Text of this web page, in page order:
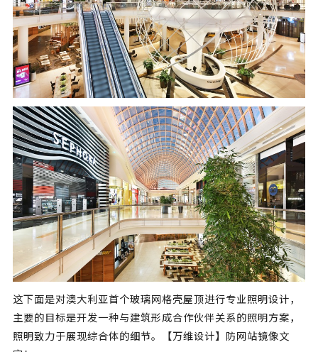
这下面是对澳大利亚首个玻璃网格壳屋顶进行专业照明设计，
主要的目标是开发一种与建筑形成合作伙伴关系的照明方案，
照明致力于展现综合体的细节。【万维设计】防网站镜像文